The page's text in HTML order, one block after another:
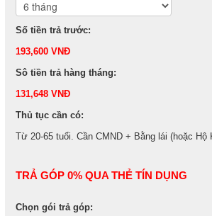
Số tiền trả trước:
193,600 VNĐ
Sô tiền trả hàng tháng:
131,648 VNĐ
Thủ tục cần có:
Từ 20-65 tuổi. Cần CMND + Bằng lái (hoặc Hộ
TRẢ GÓP 0% QUA THẺ TÍN DỤNG
Chọn gói trả góp: